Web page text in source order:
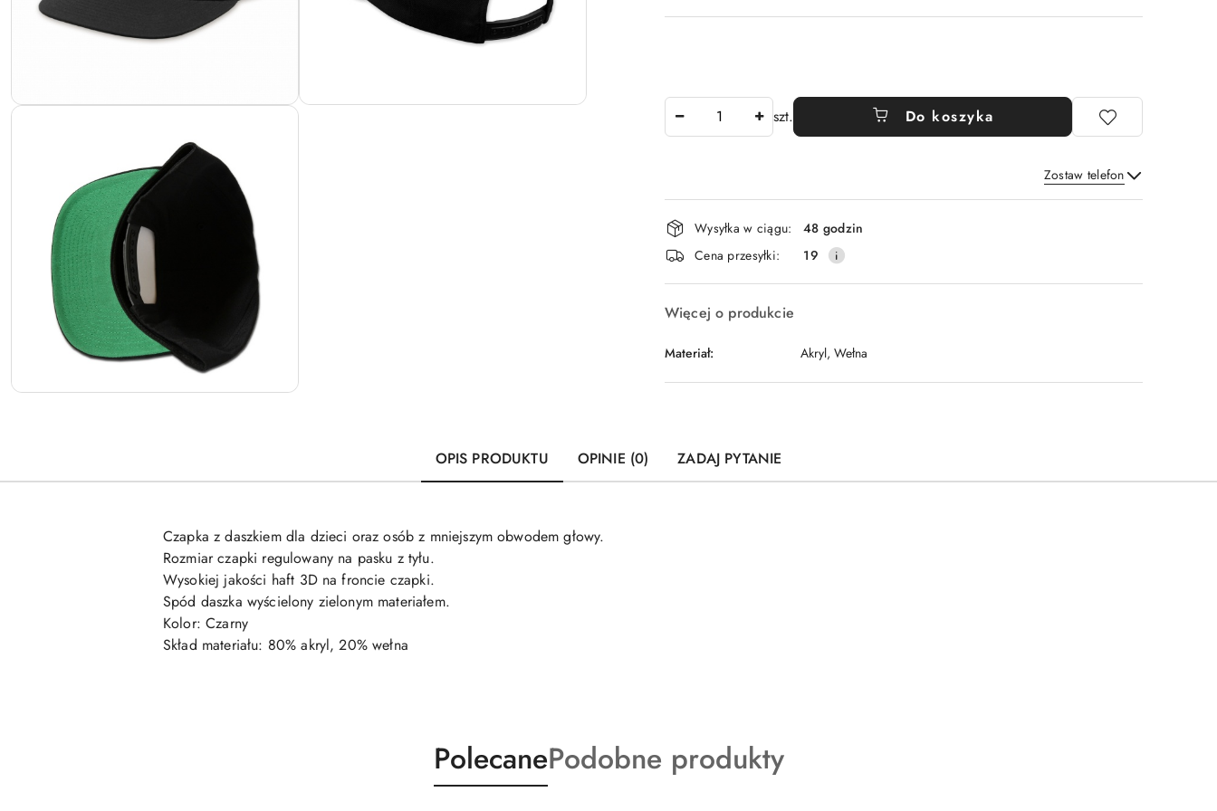
szt. Do koszyka
Zostaw telefon
Wyślij
Dostępność
i
dostawa
Wysyłka w ciągu:
48 godzin
Cena przesyłki:
19
Więcej o produkcie
Materiał: Akryl, Wełna
OPIS PRODUKTU OPINIE (0) ZADAJ PYTANIE
Czapka z daszkiem dla dzieci oraz osób z mniejszym obwodem głowy.
Rozmiar czapki regulowany na pasku z tyłu.
Wysokiej jakości haft 3D na froncie czapki.
Spód daszka wyścielony zielonym materiałem.
Kolor: Czarny
Skład materiału: 80% akryl, 20% wełna
Produkty
o
PolecaneProdukty
o
Podobne produkty